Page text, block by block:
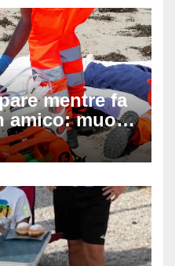
mentre fa
amico: muore
minuti di
di